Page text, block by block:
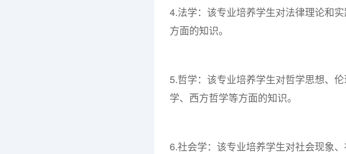
4.法学：该专业培养学生对法律理论和
方面的知识。
5.哲学：该专业培养学生对哲学思想、
学、西方哲学等方面的知识。
6.社会学：该专业培养学生对社会现象